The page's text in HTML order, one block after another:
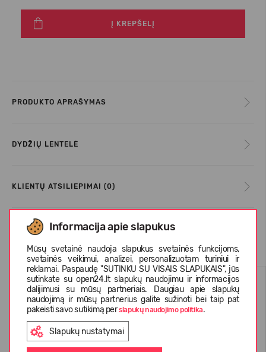
Informacija apie slapukus
Mūsų svetainė naudoja slapukus svetainės funkcijoms,
svetainės veikimui, analizei, personalizuotam turiniui ir
reklamai. Paspaudę "SUTINKU SU VISAIS SLAPUKAIS", jūs
sutinkate su open24.lt slapukų naudojimu ir informacijos
dalijimusi su mūsų partneriais. Daugiau apie slapukų
naudojimą ir mūsų partnerius galite sužinoti bei taip pat
pakeisti savo sutikimą perslapukų naudojimo politika.
Slapukų nustatymai
Į KREPŠELĮ
PRODUKTO APRAŠYMAS
DYDŽIŲ LENTELĖ
KLIENTŲ ATSILIEPIMAI (0)
-60%
VASARAI
-60%
VASARAI